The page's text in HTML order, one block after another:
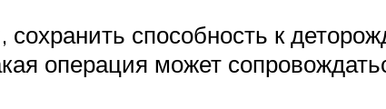
способность к
операция может